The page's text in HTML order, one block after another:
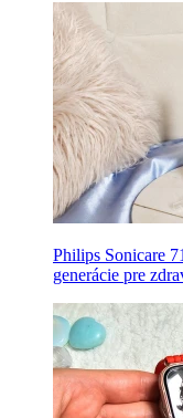
Philips Sonicare
generácie pre